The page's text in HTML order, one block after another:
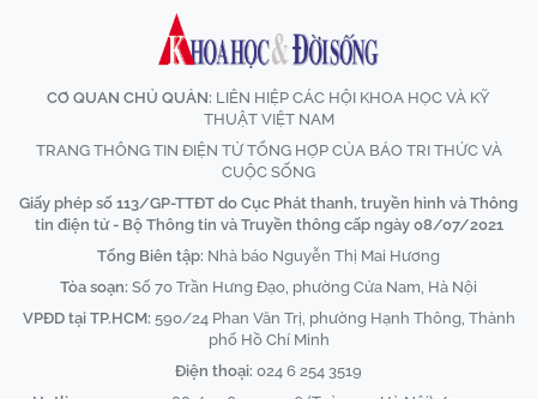
CƠ QUAN CHỦ QUẢN: LIÊN HIỆP CÁC HỘI KHOA HỌC VÀ KỸ
THUẬT VIỆT NAM
TRANG THÔNG TIN ĐIỆN TỬ TỔNG HỢP CỦA BÁO TRI THỨC VÀ
CUỘC SỐNG
Giấy phép số 113/GP-TTĐT do Cục Phát thanh, truyền hình và Thông
tin điện tử - Bộ Thông tin và Truyền thông cấp ngày 08/07/2021
Tổng Biên tập: Nhà báo Nguyễn Thị Mai Hương
Tòa soạn: Số 70 Trần Hưng Đạo, phường Cửa Nam, Hà Nội
VPĐD tại TP.HCM: 590/24 Phan Văn Trị, phường Hạnh Thông, Thành
phố Hồ Chí Minh
Điện thoại: 024 6 254 3519